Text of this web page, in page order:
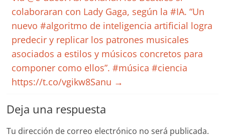
colaboraran con Lady Gaga, según la #IA. “Un
nuevo #algoritmo de inteligencia artificial logra
predecir y replicar los patrones musicales
asociados a estilos y músicos concretos para
componer como ellos”. #música #ciencia
https://t.co/vgikw8Sanu →
Deja una respuesta
Tu dirección de correo electrónico no será publicada.